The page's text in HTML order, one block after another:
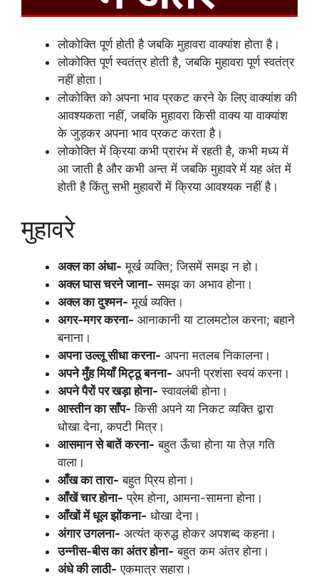
लोकोक्ति पूर्ण होती है जबकि मुहावरा वाक्यांश होता है।
लोकोक्ति पूर्ण स्वतंत्र होती है, जबकि मुहावरा पूर्ण स्वतंत्र
नहीं होता।
लोकोक्ति को अपना भाव प्रकट करने के लिए वाक्यांश की
आवश्यकता नहीं, जबकि मुहावरा किसी वाक्य या वाक्यांश
के जुड़कर अपना भाव प्रकट करता है।
लोकोक्ति में क्रिया कभी प्रारंभ में रहती है, कभी मध्य में
आ जाती है और कभी अन्त में जबकि मुहावरे में यह अंत में
होती है किंतु सभी मुहावरों में क्रिया आवश्यक नहीं है।
मुहावरे
अक्ल का अंधा- मूर्ख व्यक्ति; जिसमें समझ न हो।
अक्ल घास चरने जाना- समझ का अभाव होना।
अक्ल का दुश्मन- मूर्ख व्यक्ति।
अगर-मगर करना- आनाकानी या टालमटोल करना; बहाने
बनाना।
अपना उल्लू सीधा करना- अपना मतलब निकालना।
अपने मुँह मियाँ मिट्ठू बनना- अपनी प्रशंसा स्वयं करना।
अपने पैरों पर खड़ा होना- स्वावलंबी होना।
आस्तीन का साँप- किसी अपने या निकट व्यक्ति द्वारा
धोखा देना, कपटी मित्र।
आसमान से बातें करना- बहुत ऊँचा होना या तेज़ गति
वाला।
आँख का तारा- बहुत प्रिय होना।
आँखें चार होना- प्रेम होना, आमना-सामना होना।
आँखों में धूल झोंकना- धोखा देना।
अंगार उगलना- अत्यंत क्रुद्ध होकर अपशब्द कहना।
उन्नीस-बीस का अंतर होना- बहुत कम अंतर होना।
अंधे की लाठी- एकमात्र सहारा।